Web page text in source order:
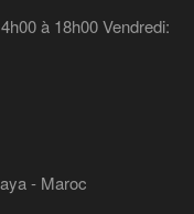
à 18h00 Vendredi:
- Maroc